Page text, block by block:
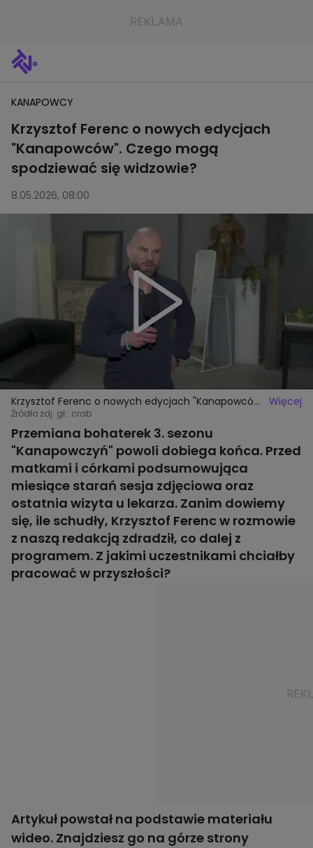
KANAPOWCY
Krzysztof Ferenc o nowych edycjach
"Kanapowców". Czego mogą
spodziewać się widzowie?
8.05.2026, 08:00
Krzysztof Ferenc o nowych edycjach "Kanapowców".
Czego mogą spodziewać się widzowie?
Więcej
Źródło zdj. gł.: crab
Przemiana bohaterek 3. sezonu
"Kanapowczyń" powoli dobiega końca. Przed
matkami i córkami podsumowująca
miesiące starań sesja zdjęciowa oraz
ostatnia wizyta u lekarza. Zanim dowiemy
się, ile schudły, Krzysztof Ferenc w rozmowie
z naszą redakcją zdradził, co dalej z
programem. Z jakimi uczestnikami chciałby
pracować w przyszłości?
Artykuł powstał na podstawie materiału
wideo. Znajdziesz go na górze strony